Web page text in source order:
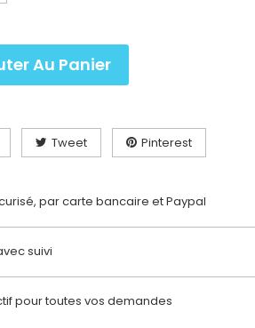
Au Panier
Tweet Pinterest
par carte bancaire et Paypal
suivi
pour toutes vos demandes